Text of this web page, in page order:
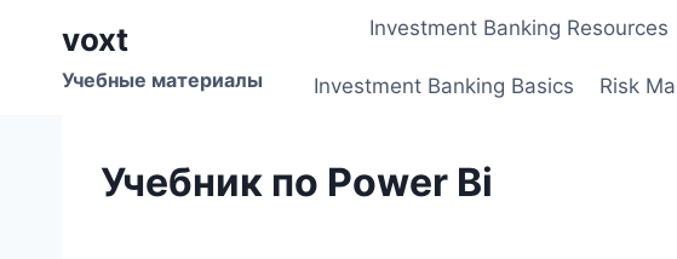
содержимому
voxt
Учебные материалы
Investment Banking Resources
Investment Banking Basics Risk
Учебник по Power Bi